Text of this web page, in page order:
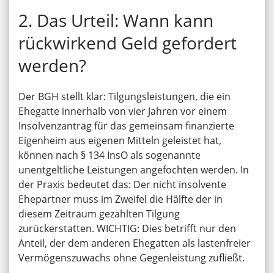
2. Das Urteil: Wann kann
rückwirkend Geld gefordert
werden?
Der BGH stellt klar: Tilgungsleistungen, die ein
Ehegatte innerhalb von vier Jahren vor einem
Insolvenzantrag für das gemeinsam finanzierte
Eigenheim aus eigenen Mitteln geleistet hat,
können nach § 134 InsO als sogenannte
unentgeltliche Leistungen angefochten werden. In
der Praxis bedeutet das: Der nicht insolvente
Ehepartner muss im Zweifel die Hälfte der in
diesem Zeitraum gezahlten Tilgung
zurückerstatten. WICHTIG: Dies betrifft nur den
Anteil, der dem anderen Ehegatten als lastenfreier
Vermögenszuwachs ohne Gegenleistung zufließt.